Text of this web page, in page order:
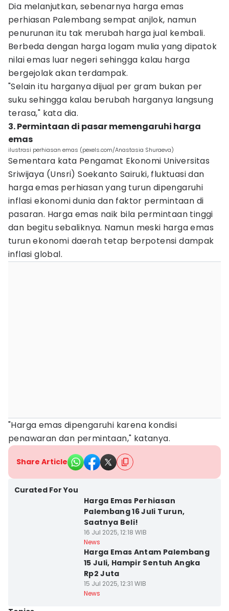
Dia melanjutkan, sebenarnya harga emas
perhiasan Palembang sempat anjlok, namun
penurunan itu tak merubah harga jual kembali.
Berbeda dengan harga logam mulia yang dipatok
nilai emas luar negeri sehingga kalau harga
bergejolak akan terdampak.
"Selain itu harganya dijual per gram bukan per
suku sehingga kalau berubah harganya langsung
terasa," kata dia.
3. Permintaan di pasar memengaruhi harga
emas
ilustrasi perhiasan emas (pexels.com/Anastasia Shuraeva)
Sementara kata Pengamat Ekonomi Universitas
Sriwijaya (Unsri) Soekanto Sairuki, fluktuasi dan
harga emas perhiasan yang turun dipengaruhi
inflasi ekonomi dunia dan faktor permintaan di
pasaran. Harga emas naik bila permintaan tinggi
dan begitu sebaliknya. Namun meski harga emas
turun ekonomi daerah tetap berpotensi dampak
inflasi global.
"Harga emas dipengaruhi karena kondisi
penawaran dan permintaan," katanya.
Share Article
Curated For You
Harga Emas Perhiasan
Palembang 16 Juli Turun,
Saatnya Beli!
16 Jul 2025, 12:18 WIB
News
Harga Emas Antam Palembang
15 Juli, Hampir Sentuh Angka
Rp2 Juta
15 Jul 2025, 12:31 WIB
News